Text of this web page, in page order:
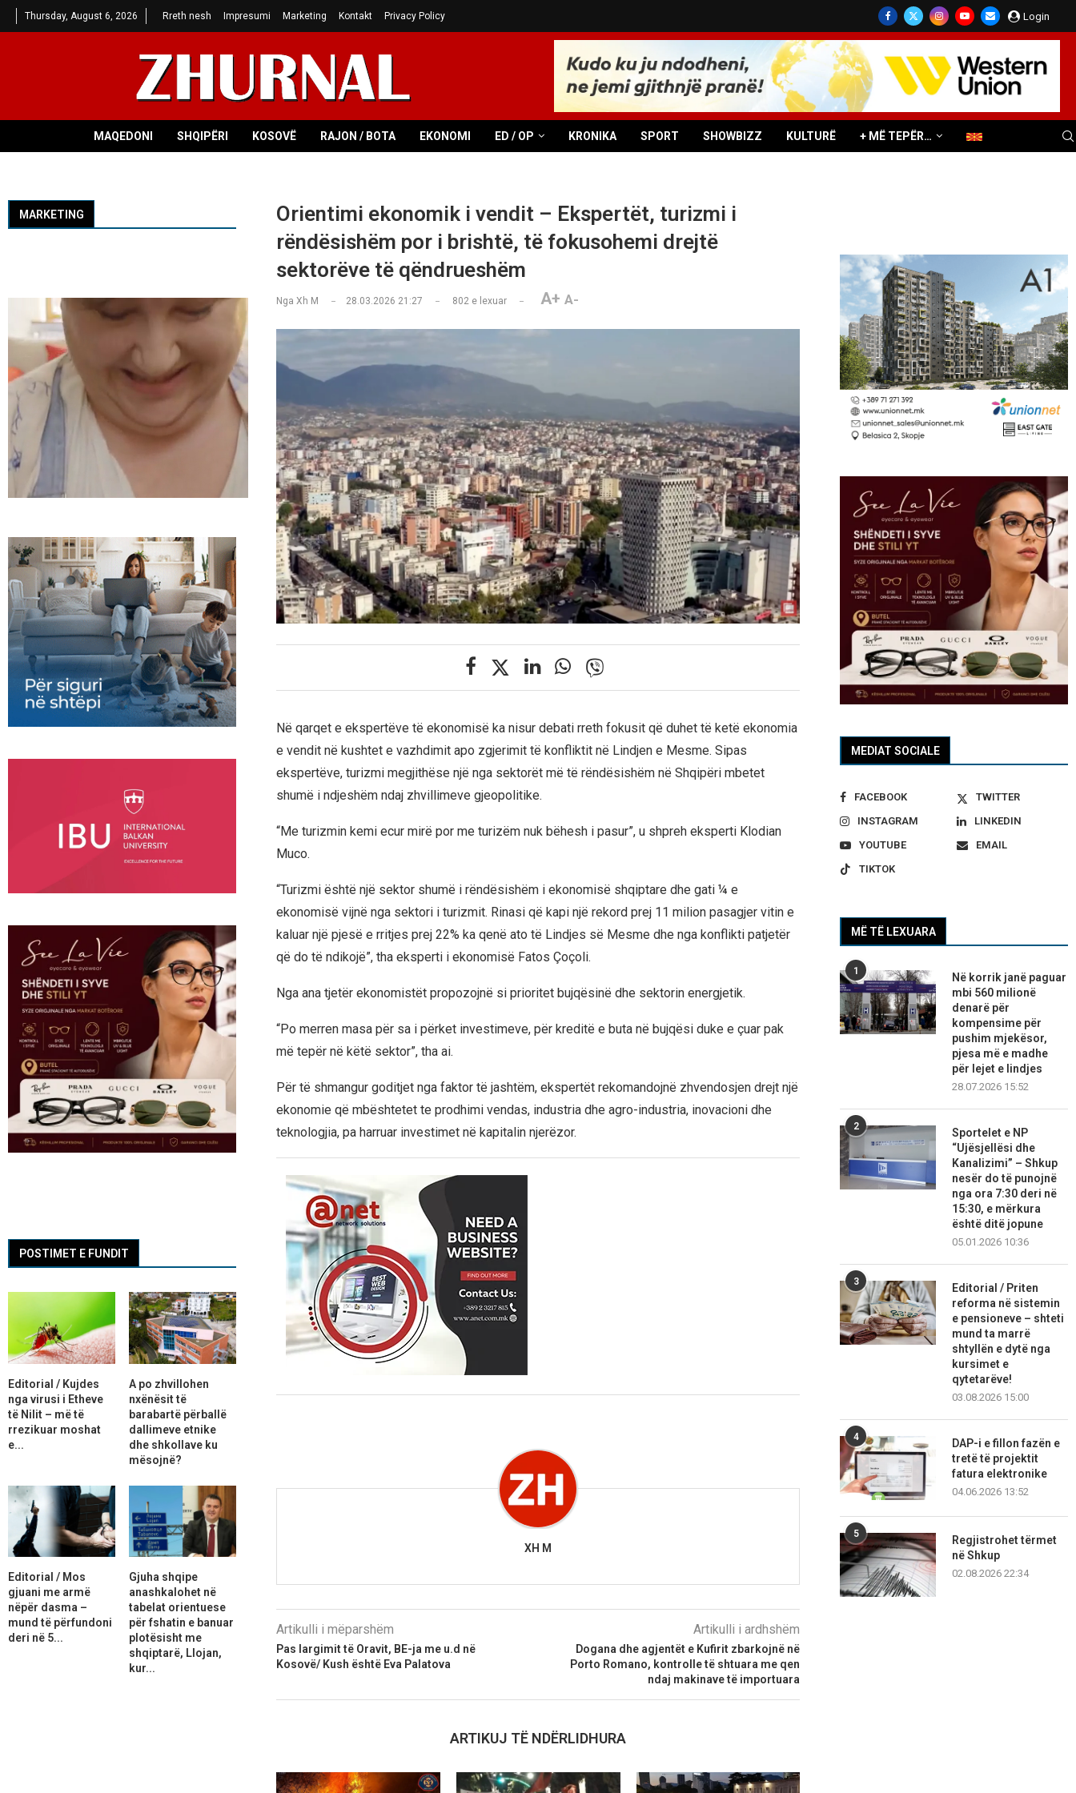
Thursday, August 6, 2026 Rreth nesh Impresumi Marketing Kontakt Privacy Policy Login
MAQEDONI SHQIPËRI KOSOVË RAJON / BOTA EKONOMI ED / OP KRONIKA SPORT SHOWBIZZ KULTURË + MË TEPËR…
Orientimi ekonomik i vendit – Ekspertët, turizmi i
rëndësishëm por i brishtë, të fokusohemi drejtë
sektorëve të qëndrueshëm
Nga Xh M 28.03.2026 21:27 802e lexuar A+ A-
Në qarqet e ekspertëve të ekonomisë ka nisur debati rreth fokusit që duhet të ketë ekonomia
e vendit në kushtet e vazhdimit apo zgjerimit të konfliktit në Lindjen e Mesme. Sipas
ekspertëve, turizmi megjithëse një nga sektorët më të rëndësishëm në Shqipëri mbetet
shumë i ndjeshëm ndaj zhvillimeve gjeopolitike.
“Me turizmin kemi ecur mirë por me turizëm nuk bëhesh i pasur”, u shpreh eksperti Klodian
Muco.
“Turizmi është një sektor shumë i rëndësishëm i ekonomisë shqiptare dhe gati ¼ e
ekonomisë vijnë nga sektori i turizmit. Rinasi që kapi një rekord prej 11 milion pasagjer vitin e
kaluar një pjesë e rritjes prej 22% ka qenë ato të Lindjes së Mesme dhe nga konflikti patjetër
që do të ndikojë”, tha eksperti i ekonomisë Fatos Çoçoli.
Nga ana tjetër ekonomistët propozojnë si prioritet bujqësinë dhe sektorin energjetik.
“Po merren masa për sa i përket investimeve, për kreditë e buta në bujqësi duke e çuar pak
më tepër në këtë sektor”, tha ai.
Për të shmangur goditjet nga faktor të jashtëm, ekspertët rekomandojnë zhvendosjen drejt një
ekonomie që mbështetet te prodhimi vendas, industria dhe agro-industria, inovacioni dhe
teknologjia, pa harruar investimet në kapitalin njerëzor.
XH M
Artikulli i mëparshëm
Pas largimit të Oravit, BE-ja me u.d në
Kosovë/ Kush është Eva Palatova
Artikulli i ardhshëm
Dogana dhe agjentët e Kufirit zbarkojnë në
Porto Romano, kontrolle të shtuara me qen
ndaj makinave të importuara
ARTIKUJ TË NDËRLIDHURA
MEDIAT SOCIALE
FACEBOOK
TWITTER
INSTAGRAM
LINKEDIN
YOUTUBE
EMAIL
TIKTOK
MË TË LEXUARA
1
Në korrik janë paguar
mbi 560 milionë
denarë për
kompensime për
pushim mjekësor,
pjesa më e madhe
për lejet e lindjes
28.07.2026 15:52
2
Sportelet e NP
“Ujësjellësi dhe
Kanalizimi” – Shkup
nesër do të punojnë
nga ora 7:30 deri në
15:30, e mërkura
është ditë jopune
05.01.2026 10:36
3
Editorial / Priten
reforma në sistemin
e pensioneve – shteti
mund ta marrë
shtyllën e dytë nga
kursimet e
qytetarëve!
03.08.2026 15:00
4
DAP-i e fillon fazën e
tretë të projektit
fatura elektronike
04.06.2026 13:52
5
Regjistrohet tërmet
në Shkup
02.08.2026 22:34
MARKETING
POSTIMET E FUNDIT
Editorial / Kujdes
nga virusi i Etheve
të Nilit – më të
rrezikuar moshat
e...
A po zhvillohen
nxënësit të
barabartë përballë
dallimeve etnike
dhe shkollave ku
mësojnë?
Editorial / Mos
gjuani me armë
nëpër dasma –
mund të përfundoni
deri në 5...
Gjuha shqipe
anashkalohet në
tabelat orientuese
për fshatin e banuar
plotësisht me
shqiptarë, Llojan,
kur...